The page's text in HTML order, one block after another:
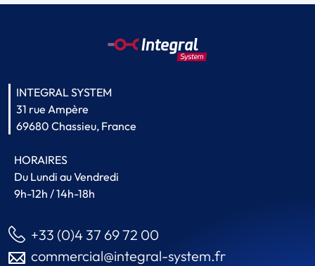
INTEGRAL SYSTEM
31 rue Ampère
69680 Chassieu, France
HORAIRES
Du Lundi au Vendredi
9h-12h / 14h-18h
+33 (0)4 37 69 72 00
commercial@integral-system.fr